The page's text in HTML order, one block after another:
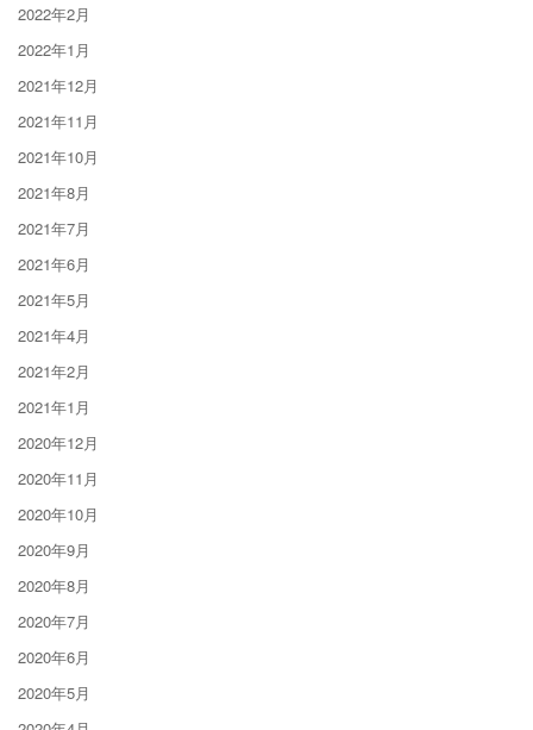
2022年2月
2022年1月
2021年12月
2021年11月
2021年10月
2021年8月
2021年7月
2021年6月
2021年5月
2021年4月
2021年2月
2021年1月
2020年12月
2020年11月
2020年10月
2020年9月
2020年8月
2020年7月
2020年6月
2020年5月